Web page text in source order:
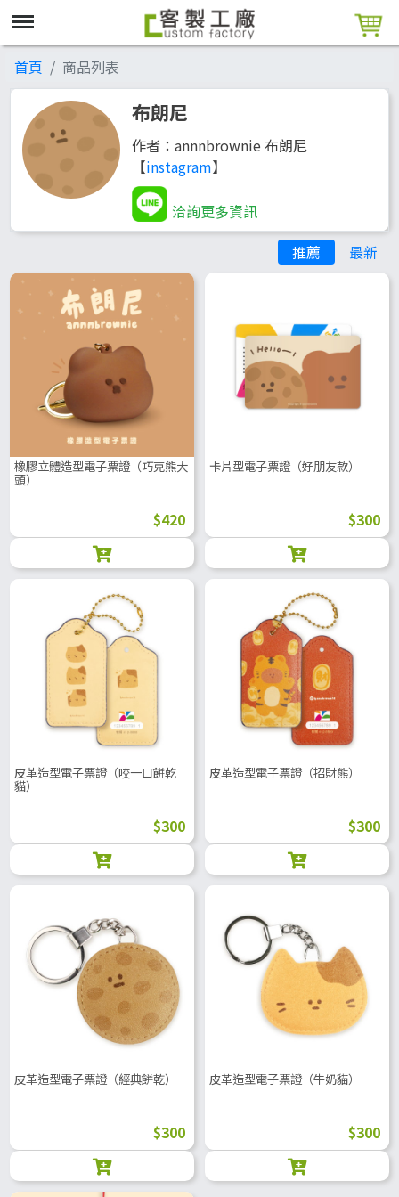
首頁 商品列表
布朗尼
作者：annnbrownie 布朗尼
【instagram】
洽詢更多資訊
推薦
最新
橡膠立體造型電子票證（巧克熊大
頭）
$420
卡片型電子票證（好朋友款）
$300
皮革造型電子票證（咬一口餅乾
貓）
$300
皮革造型電子票證（招財熊）
$300
皮革造型電子票證（經典餅乾）
$300
皮革造型電子票證（牛奶貓）
$300